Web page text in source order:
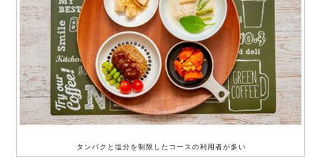
タンパクと塩分を制限したコースの利用者が多い